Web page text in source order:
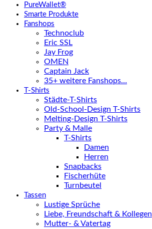
PureWallet®
Smarte Produkte
Fanshops
Technoclub
Eric SSL
Jay Frog
OMEN
Captain Jack
35+ weitere Fanshops…
T-Shirts
Städte-T-Shirts
Old-School-Design T-Shirts
Melting-Design T-Shirts
Party & Malle
T-Shirts
Damen
Herren
Snapbacks
Fischerhüte
Turnbeutel
Tassen
Lustige Sprüche
Liebe, Freundschaft & Kollegen
Mutter- & Vatertag